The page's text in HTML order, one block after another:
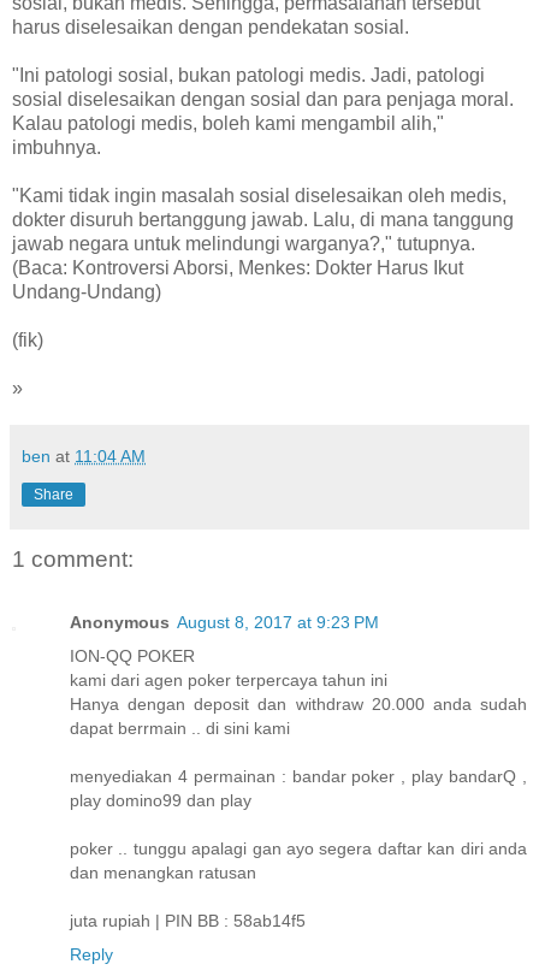
harus diselesaikan dengan pendekatan sosial.
"Ini patologi sosial, bukan patologi medis. Jadi, patologi
sosial diselesaikan dengan sosial dan para penjaga moral.
Kalau patologi medis, boleh kami mengambil alih,"
imbuhnya.
"Kami tidak ingin masalah sosial diselesaikan oleh medis,
dokter disuruh bertanggung jawab. Lalu, di mana tanggung
jawab negara untuk melindungi warganya?," tutupnya.
(Baca: Kontroversi Aborsi, Menkes: Dokter Harus Ikut
Undang-Undang)
(fik)
»
ben at 11:04 AM
Share
1 comment:
Anonymous August 8, 2017 at 9:23 PM
ION-QQ POKER
kami dari agen poker terpercaya tahun ini
Hanya dengan deposit dan withdraw 20.000 anda sudah
dapat berrmain .. di sini kami
menyediakan 4 permainan : bandar poker , play bandarQ ,
play domino99 dan play
poker .. tunggu apalagi gan ayo segera daftar kan diri anda
dan menangkan ratusan
juta rupiah | PIN BB : 58ab14f5
Reply